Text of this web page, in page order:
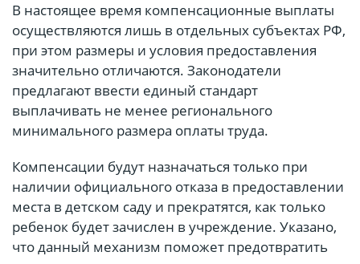
В настоящее время компенсационные выплаты
осуществляются лишь в отдельных субъектах РФ,
при этом размеры и условия предоставления
значительно отличаются. Законодатели
предлагают ввести единый стандарт
выплачивать не менее регионального
минимального размера оплаты труда.
Компенсации будут назначаться только при
наличии официального отказа в предоставлении
места в детском саду и прекратятся, как только
ребенок будет зачислен в учреждение. Указано,
что данный механизм поможет предотвратить